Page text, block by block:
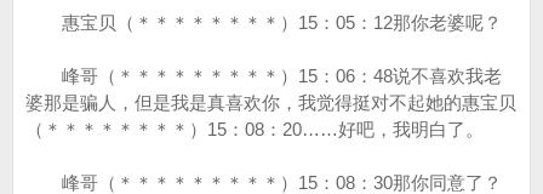
惠宝贝（＊＊＊＊＊＊＊＊）15：05：12那你老婆呢？
峰哥（＊＊＊＊＊＊＊＊＊）15：06：48说不喜欢我老
婆那是骗人，但是我是真喜欢你，我觉得挺对不起她的惠宝贝
（＊＊＊＊＊＊＊＊）15：08：20……好吧，我明白了。
峰哥（＊＊＊＊＊＊＊＊＊）15：08：30那你同意了？